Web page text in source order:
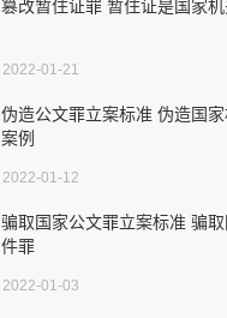
篡改暂住证罪 暂住证是国家
2022-01-21
伪造公文罪立案标准 伪造国
案例
2022-01-12
骗取国家公文罪立案标准 骗
件罪
2022-01-03